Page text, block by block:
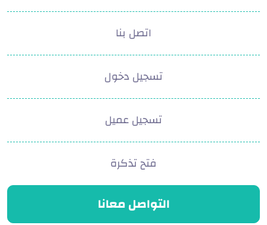
اتصل بنا
تسجيل دخول
تسجيل عميل
فتح تذكرة
التواصل معانا